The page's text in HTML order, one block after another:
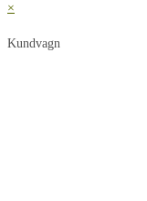
×
Kundvagn